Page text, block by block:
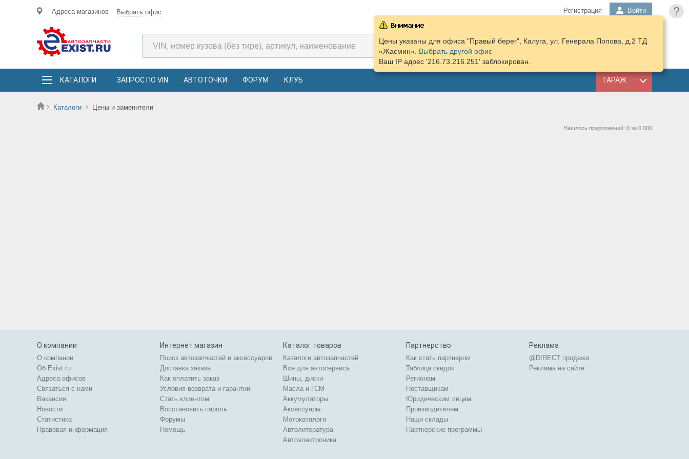
?
Адреса магазинов Выбрать офис Регистрация Войти
КОРЗИНА
ПОДОБРАТЬ
КАТАЛОГИ ЗАПРОС ПО VIN АВТОТОЧКИ ФОРУМ КЛУБ ГАРАЖ
Каталоги Цены и заменители
Цены указаны для офиса "Правый берег", Калуга, ул. Генерала Попова, д.2 ТД
«Жасмин». Выбрать другой офис
Ваш IP адрес '216.73.216.251' заблокирован.
Нашлось предложений: 0 за 0.000
О компании
О компании
Об Exist.ru
Адреса офисов
Связаться с нами
Вакансии
Новости
Статистика
Правовая информация
Интернет магазин
Поиск автозапчастей и аксессуаров
Доставка заказа
Как оплатить заказ
Условия возврата и гарантии
Стать клиентом
Восстановить пароль
Форумы
Помощь
Каталог товаров
Каталоги автозапчастей
Все для автосервиса
Шины, диски
Масла и ГСМ
Аккумуляторы
Аксессуары
Мотокаталоги
Автолитература
Автоэлектроника
Партнерство
Как стать партнером
Таблица скидок
Регионам
Поставщикам
Юридическим лицам
Производителям
Наши склады
Партнерские программы
Реклама
@DIRECT продажи
Реклама на сайте